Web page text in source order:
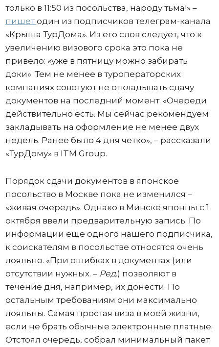
только в 11:50 из посольства, народу тьма!» –
пишетодин из подписчиков телеграм-канала
«Крыша ТурДома». Из его слов следует, что к
увеличению визового срока это пока не
привело: «уже в пятницу можно забирать
доки». Тем не менее в туроператорских
компаниях советуют не откладывать сдачу
документов на последний момент. «Очереди
действительно есть. Мы сейчас рекомендуем
закладывать на оформление не менее двух
недель. Ранее было 4 дня четко», – рассказали
«ТурДому» в ITM Group.
Порядок сдачи документов в японское
посольство в Москве пока не изменился –
«живая очередь». Однако в Минске японцы с 1
октября ввели предварительную запись. По
информации еще одного нашего подписчика,
к соискателям в посольстве относятся очень
лояльно. «При ошибках в документах (или
отсутствии нужных. – Ред.) позволяют в
течение дня, например, их донести. По
остальным требованиям они максимально
лояльны. Самая простая виза в моей жизни,
если не брать обычные электронные платные.
Отстоял очередь, собрал минимальный пакет